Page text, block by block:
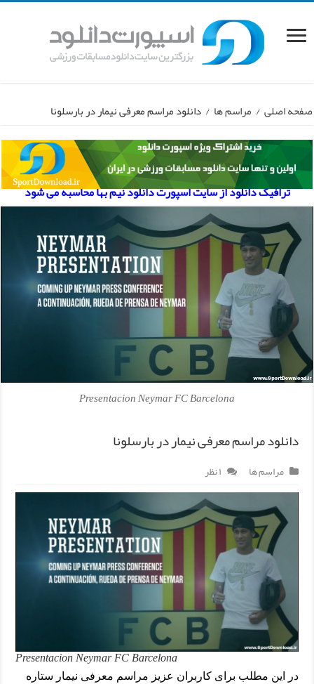
صفحه اصلی / مراسم ها / دانلود مراسم معرفی نیمار در بارسلونا
ترافیک دانلود از سایت اسپورت دانلود نیم بها محاسبه می شود
Presentacion Neymar FC Barcelona
دانلود مراسم معرفی نیمار در بارسلونا
مراسم ها ۱ نظر
Presentacion Neymar FC Barcelona
در این مطلب برای کاربران عزیز مراسم معرفی نیمار ستاره